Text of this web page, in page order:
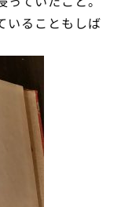
いることもしば